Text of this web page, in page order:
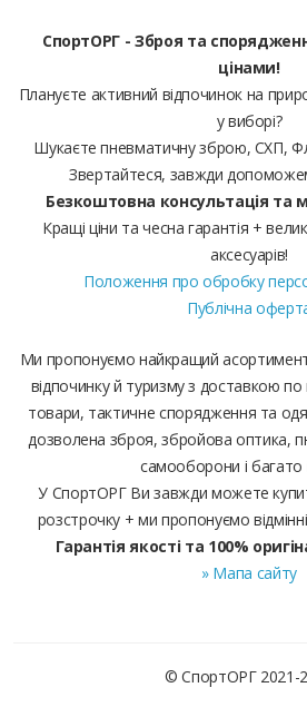
СпортОРГ - Зброя та
цінами!
Плануєте активний відпочинок на
у виборі?
Шукаєте пневматичну зброю, СХП,
Звертайтеся, завжди
Безкоштовна консультація та
Кращі ціни та чесна гарантія +
аксесуарів!
Положення про обробку
Публічна
Ми пропонуємо найкращий
відпочинку й туризму з доставкою по
товари, тактичне спорядження та
дозволена зброя, збройова оптика,
самооборони і багато
У СпортОРГ Ви завжди можете
розстрочку + ми пропонуємо
Гарантія якості та 100%
» Мапа сайту
© СпортОРГ 2021-